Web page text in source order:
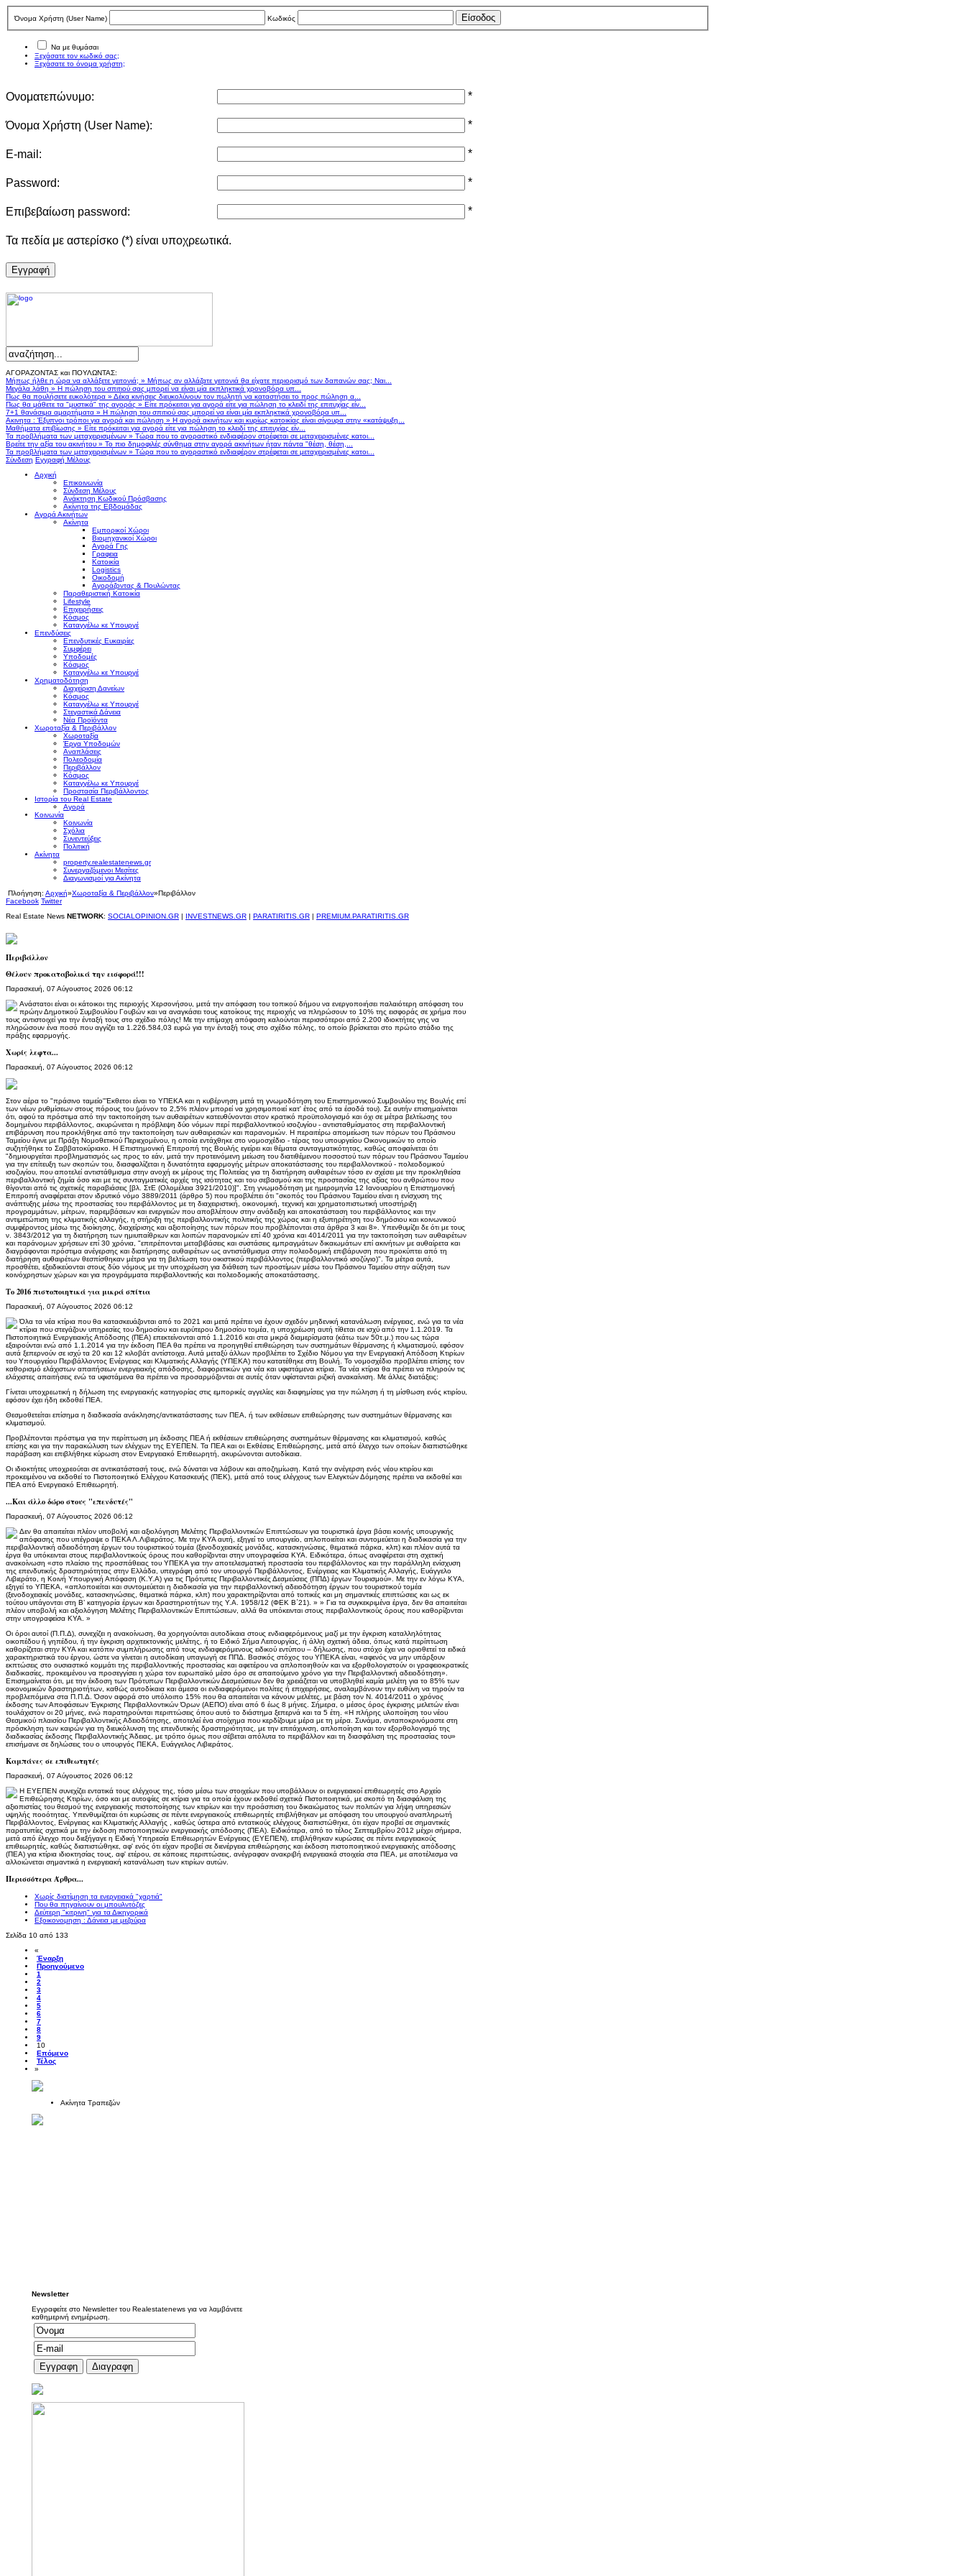
Όνομα Χρήστη (User Νame) Κωδικός
Να με θυμάσαι
Ξεχάσατε τον κωδικό σας;
Ξεχάσατε το όνομα χρήστη;
Ονοματεπώνυμο: *
Όνομα Χρήστη (User Νame): *
E-mail: *
Password: *
Επιβεβαίωση password: *
Τα πεδία με αστερίσκο (*) είναι υποχρεωτικά.
Eγγραφή
ΑΓΟΡΑΖΟΝΤΑΣ και ΠΟΥΛΩΝΤΑΣ:
Μήπως ήλθε η ώρα να αλλάξετε γειτονιά; » Μήπως αν αλλάζατε γειτονιά θα είχατε περιορισμό των δαπανών σας; Ναι...
Μεγάλα λάθη » Η πώληση του σπιτιού σας μπορεί να είναι μία εκπληκτικά χρονοβόρα υπ...
Πως θα πουλήσετε ευκολότερα » Δέκα κινήσεις διευκολύνουν τον πωλητή να καταστήσει το προς πώληση α...
Πως θα μάθετε τα "μυστικά" της αγοράς » Είτε πρόκειται για αγορά είτε για πώληση το κλειδί της επιτυχίας είν...
7+1 θανάσιμα αμαρτήματα » Η πώληση του σπιτιού σας μπορεί να είναι μία εκπληκτικά χρονοβόρα υπ...
Ακινητα : Έξυπνοι τρόποι για αγορά και πώληση » Η αγορά ακινήτων και κυρίως κατοικίας είναι σίγουρα στην «κατάψυξη...
Μαθήματα επιβίωσης » Είτε πρόκειται για αγορά είτε για πώληση το κλειδί της επιτυχίας είν...
Τα προβλήματα των μεταχειρισμένων » Τώρα που το αγοραστικό ενδιαφέρον στρέφεται σε μεταχειρισμένες κατοι...
Βρείτε την αξία του ακινήτου » Το πιο δημοφιλές σύνθημα στην αγορά ακινήτων ήταν πάντα "θέση, θέση,...
Τα προβλήματα των μεταχειρισμένων » Τώρα που το αγοραστικό ενδιαφέρον στρέφεται σε μεταχειρισμένες κατοι...
Σύνδεση Εγγραφή Μέλους
Αρχική
Επικοινωνία
Σύνδεση Μέλους
Ανάκτηση Κωδικού Πρόσβασης
Ακίνητα της Εβδομάδας
Αγορά Ακινήτων
Ακίνητα
Εμπορικοί Χώροι
Βιομηχανικοί Χώροι
Αγορά Γης
Γραφεια
Κατοικία
Logistics
Οικοδομή
Αγοράζοντας & Πουλώντας
Παραθεριστική Κατοικία
Lifestyle
Επιχειρήσεις
Κόσμος
Καταγγέλω κε Υπουργέ
Επενδύσεις
Επενδυτικές Ευκαιρίες
Συμφέρει
Υποδομές
Κόσμος
Καταγγέλω κε Υπουργέ
Χρηματοδότηση
Διαχείριση Δανείων
Κόσμος
Καταγγέλω κε Υπουργέ
Στεγαστικά Δάνεια
Νέα Προϊόντα
Χωροταξία & Περιβάλλον
Χωροταξία
Έργα Υποδομών
Αναπλάσεις
Πολεοδομία
Περιβάλλον
Κόσμος
Καταγγέλω κε Υπουργέ
Προστασία Περιβάλλοντος
Ιστορία του Real Estate
Αγορά
Κοινωνία
Κοινωνία
Σχόλια
Συνεντεύξεις
Πολιτική
Ακίνητα
property.realestatenews.gr
Συνεργαζόμενοι Μεσίτες
Διαγωνισμοί για Ακίνητα
Πλοήγηση: Αρχική»Χωροταξία & Περιβάλλον»Περιβάλλον
Facebook Twitter
Real Estate News NETWORK: SOCIALOPINION.GR | INVESTNEWS.GR | PARATIRITIS.GR | PREMIUM.PARATIRITIS.GR
Περιβάλλον
Θέλουν προκαταβολικά την εισφορά!!!
Παρασκευή, 07 Αύγουστος 2026 06:12
Ανάστατοι είναι οι κάτοικοι της περιοχής Χερσονήσου, μετά την απόφαση του τοπικού δήμου να ενεργοποιήσει παλαιότερη απόφαση του
πρώην Δημοτικού Συμβουλίου Γουβών και να αναγκάσει τους κατοίκους της περιοχής να πληρώσουν το 10% της εισφοράς σε χρήμα που
τους αντιστοιχεί για την ένταξή τους στο σχέδιο πόλης! Με την επίμαχη απόφαση καλούνται περισσότεροι από 2.200 ιδιοκτήτες γης να
πληρώσουν ένα ποσό που αγγίζει τα 1.226.584,03 ευρώ για την ένταξή τους στο σχέδιο πόλης, το οποίο βρίσκεται στο πρώτο στάδιο της
πράξης εφαρμογής.
Χωρίς λεφτα...
Παρασκευή, 07 Αύγουστος 2026 06:12
Στον αέρα το "πράσινο ταμείο"Έκθετοι είναι το ΥΠΕΚΑ και η κυβέρνηση μετά τη γνωμοδότηση του Επιστημονικού Συμβουλίου της Βουλής επί
των νέων ρυθμίσεων στους πόρους του (μόνον το 2,5% πλέον μπορεί να χρησιμοποιεί κατ' έτος από τα έσοδά του). Σε αυτήν επισημαίνεται
ότι, αφού τα πρόστιμα από την τακτοποίηση των αυθαιρέτων κατευθύνονται στον κρατικό προϋπολογισμό και όχι σε μέτρα βελτίωσης του
δομημένου περιβάλλοντος, ακυρώνεται η πρόβλεψη δύο νόμων περί περιβαλλοντικού ισοζυγίου - αντισταθμίσματος στη περιβαλλοντική
επιβάρυνση που προκλήθηκε από την τακτοποίηση των αυθαιρεσιών και παρανομιών. Η περαιτέρω απομείωση των πόρων του Πράσινου
Ταμείου έγινε με Πράξη Νομοθετικού Περιεχομένου, η οποία εντάχθηκε στο νομοσχέδιο - τέρας του υπουργείου Οικονομικών το οποίο
συζητήθηκε το Σαββατοκύριακο. Η Επιστημονική Επιτροπή της Βουλής εγείρει και θέματα συνταγματικότητας, καθώς αποφαίνεται ότι
"δημιουργείται προβληματισμός ως προς το εάν, μετά την προτεινόμενη μείωση του διατιθέμενου ποσοστού των πόρων του Πράσινου Ταμείου
για την επίτευξη των σκοπών του, διασφαλίζεται η δυνατότητα εφαρμογής μέτρων αποκατάστασης του περιβαλλοντικού - πολεοδομικού
ισοζυγίου, που αποτελεί αντιστάθμισμα στην ανοχή εκ μέρους της Πολιτείας για τη διατήρηση αυθαιρέτων τόσο εν σχέσει με την προκληθείσα
περιβαλλοντική ζημία όσο και με τις συνταγματικές αρχές της ισότητας και του σεβασμού και της προστασίας της αξίας του ανθρώπου που
θίγονται από τις σχετικές παραβιάσεις [βλ. ΣτΕ (Ολομέλεια 3921/2010)]". Στη γνωμοδότηση με ημερομηνία 12 Ιανουαρίου η Επιστημονική
Επιτροπή αναφέρεται στον ιδρυτικό νόμο 3889/2011 (άρθρο 5) που προβλέπει ότι "σκοπός του Πράσινου Ταμείου είναι η ενίσχυση της
ανάπτυξης μέσω της προστασίας του περιβάλλοντος με τη διαχειριστική, οικονομική, τεχνική και χρηματοπιστωτική υποστήριξη
προγραμμάτων, μέτρων, παρεμβάσεων και ενεργειών που αποβλέπουν στην ανάδειξη και αποκατάσταση του περιβάλλοντος και την
αντιμετώπιση της κλιματικής αλλαγής, η στήριξη της περιβαλλοντικής πολιτικής της χώρας και η εξυπηρέτηση του δημόσιου και κοινωνικού
συμφέροντος μέσω της διοίκησης, διαχείρισης και αξιοποίησης των πόρων που προβλέπονται στα άρθρα 3 και 8». Υπενθυμίζει δε ότι με τους
ν. 3843/2012 για τη διατήρηση των ημιυπαίθριων και λοιπών παρανομιών επί 40 χρόνια και 4014/2011 για την τακτοποίηση των αυθαιρέτων
και παράνομων χρήσεων επί 30 χρόνια, "επιτρέπονται μεταβιβάσεις και συστάσεις εμπραγμάτων δικαιωμάτων επί ακινήτων με αυθαίρετα και
διαγράφονται πρόστιμα ανέγερσης και διατήρησης αυθαιρέτων ως αντιστάθμισμα στην πολεοδομική επιβάρυνση που προκύπτει από τη
διατήρηση αυθαιρέτων θεσπίσθηκαν μέτρα για τη βελτίωση του οικιστικού περιβάλλοντος (περιβαλλοντικό ισοζύγιο)". Τα μέτρα αυτά,
προσθέτει, εξειδικεύονται στους δύο νόμους με την υποχρέωση για διάθεση των προστίμων μέσω του Πράσινου Ταμείου στην αύξηση των
κοινόχρηστων χώρων και για προγράμματα περιβαλλοντικής και πολεοδομικής αποκατάστασης.
Το 2016 πιστοποιητικά για μικρά σπίτια
Παρασκευή, 07 Αύγουστος 2026 06:12
Όλα τα νέα κτίρια που θα κατασκευάζονται από το 2021 και μετά πρέπει να έχουν σχεδόν μηδενική κατανάλωση ενέργειας, ενώ για τα νέα
κτίρια που στεγάζουν υπηρεσίες του δημοσίου και ευρύτερου δημοσίου τομέα, η υποχρέωση αυτή τίθεται σε ισχύ από την 1.1.2019. Τα
Πιστοποιητικά Ενεργειακής Απόδοσης (ΠΕΑ) επεκτείνονται από 1.1.2016 και στα μικρά διαμερίσματα (κάτω των 50τ.μ.) που ως τώρα
εξαιρούνται ενώ από 1.1.2014 για την έκδοση ΠΕΑ θα πρέπει να προηγηθεί επιθεώρηση των συστημάτων θέρμανσης ή κλιματισμού, εφόσον
αυτά ξεπερνούν σε ισχύ τα 20 και 12 κιλοβάτ αντίστοιχα. Αυτά μεταξύ άλλων προβλέπει το Σχέδιο Νόμου για την Ενεργειακή Απόδοση Κτιρίων
του Υπουργείου Περιβάλλοντος Ενέργειας και Κλιματικής Αλλαγής (ΥΠΕΚΑ) που κατατέθηκε στη Βουλή. Το νομοσχέδιο προβλέπει επίσης τον
καθορισμό ελάχιστων απαιτήσεων ενεργειακής απόδοσης, διαφορετικών για νέα και υφιστάμενα κτίρια. Τα νέα κτίρια θα πρέπει να πληρούν τις
ελάχιστες απαιτήσεις ενώ τα υφιστάμενα θα πρέπει να προσαρμόζονται σε αυτές όταν υφίστανται ριζική ανακαίνιση. Με άλλες διατάξεις:
Γίνεται υποχρεωτική η δήλωση της ενεργειακής κατηγορίας στις εμπορικές αγγελίες και διαφημίσεις για την πώληση ή τη μίσθωση ενός κτιρίου,
εφόσον έχει ήδη εκδοθεί ΠΕΑ.
Θεσμοθετείται επίσημα η διαδικασία ανάκλησης/αντικατάστασης των ΠΕΑ, ή των εκθέσεων επιθεώρησης των συστημάτων θέρμανσης και
κλιματισμού.
Προβλέπονται πρόστιμα για την περίπτωση μη έκδοσης ΠΕΑ ή εκθέσεων επιθεώρησης συστημάτων θέρμανσης και κλιματισμού, καθώς
επίσης και για την παρακώλυση των ελέγχων της ΕΥΕΠΕΝ. Τα ΠΕΑ και οι Εκθέσεις Επιθεώρησης, μετά από έλεγχο των οποίων διαπιστώθηκε
παράβαση και επιβλήθηκε κύρωση στον Ενεργειακό Επιθεωρητή, ακυρώνονται αυτοδίκαια.
Οι ιδιοκτήτες υποχρεούται σε αντικατάστασή τους, ενώ δύναται να λάβουν και αποζημίωση. Κατά την ανέγερση ενός νέου κτιρίου και
προκειμένου να εκδοθεί το Πιστοποιητικό Ελέγχου Κατασκευής (ΠΕΚ), μετά από τους ελέγχους των Ελεγκτών Δόμησης πρέπει να εκδοθεί και
ΠΕΑ από Ενεργειακό Επιθεωρητή.
...Και άλλο δώρο στους "επενδυτές"
Παρασκευή, 07 Αύγουστος 2026 06:12
Δεν θα απαιτείται πλέον υποβολή και αξιολόγηση Μελέτης Περιβαλλοντικών Επιπτώσεων για τουριστικά έργα βάσει κοινής υπουργικής
απόφασης που υπέγραψε ο ΠΕΚΑ Λ.Λιβιεράτος. Με την ΚΥΑ αυτή, εξηγεί το υπουργείο, απλοποιείται και συντομεύεται η διαδικασία για την
περιβαλλοντική αδειοδότηση έργων του τουριστικού τομέα (ξενοδοχειακές μονάδες, κατασκηνώσεις, θεματικά πάρκα, κλπ) και πλέον αυτά τα
έργα θα υπόκεινται στους περιβαλλοντικούς όρους που καθορίζονται στην υπογραφείσα ΚΥΑ. Ειδικότερα, όπως αναφέρεται στη σχετική
ανακοίνωση «στο πλαίσιο της προσπάθειας του ΥΠΕΚΑ για την αποτελεσματική προστασία του περιβάλλοντος και την παράλληλη ενίσχυση
της επενδυτικής δραστηριότητας στην Ελλάδα, υπεγράφη από τον υπουργό Περιβάλλοντος, Ενέργειας και Κλιματικής Αλλαγής, Ευάγγελο
Λιβιεράτο, η Κοινή Υπουργική Απόφαση (Κ.Υ.Α) για τις Πρότυπες Περιβαλλοντικές Δεσμεύσεις (ΠΠΔ) έργων Τουρισμού». Με την εν λόγω ΚΥΑ,
εξηγεί το ΥΠΕΚΑ, «απλοποιείται και συντομεύεται η διαδικασία για την περιβαλλοντική αδειοδότηση έργων του τουριστικού τομέα
(ξενοδοχειακές μονάδες, κατασκηνώσεις, θεματικά πάρκα, κλπ) που χαρακτηρίζονται από τοπικές και μη σημαντικές επιπτώσεις και ως εκ
τούτου υπάγονται στη Β’ κατηγορία έργων και δραστηριοτήτων της Υ.Α. 1958/12 (ΦΕΚ Β΄21). » » Για τα συγκεκριμένα έργα, δεν θα απαιτείται
πλέον υποβολή και αξιολόγηση Μελέτης Περιβαλλοντικών Επιπτώσεων, αλλά θα υπόκεινται στους περιβαλλοντικούς όρους που καθορίζονται
στην υπογραφείσα ΚΥΑ. »
Οι όροι αυτοί (Π.Π.Δ), συνεχίζει η ανακοίνωση, θα χορηγούνται αυτοδίκαια στους ενδιαφερόμενους μαζί με την έγκριση καταλληλότητας
οικοπέδου ή γηπέδου, ή την έγκριση αρχιτεκτονικής μελέτης, ή το Ειδικό Σήμα Λειτουργίας, ή άλλη σχετική άδεια, όπως κατά περίπτωση
καθορίζεται στην ΚΥΑ και κατόπιν συμπλήρωσης από τους ενδιαφερόμενους ειδικού εντύπου – δήλωσης, που στόχο έχει να οριοθετεί τα ειδικά
χαρακτηριστικά του έργου, ώστε να γίνεται η αυτοδίκαιη υπαγωγή σε ΠΠΔ. Βασικός στόχος του ΥΠΕΚΑ είναι, «αφενός να μην υπάρξουν
εκπτώσεις στο ουσιαστικό κομμάτι της περιβαλλοντικής προστασίας και αφετέρου να απλοποιηθούν και να εξορθολογιστούν οι γραφειοκρατικές
διαδικασίες, προκειμένου να προσεγγίσει η χώρα τον ευρωπαϊκό μέσο όρο σε απαιτούμενο χρόνο για την Περιβαλλοντική αδειοδότηση».
Επισημαίνεται ότι, με την έκδοση των Πρότυπων Περιβαλλοντικών Δεσμεύσεων δεν θα χρειάζεται να υποβληθεί καμία μελέτη για το 85% των
οικονομικών δραστηριοτήτων, καθώς αυτοδίκαια και άμεσα οι ενδιαφερόμενοι πολίτες ή επιχειρήσεις, αναλαμβάνουν την ευθύνη να τηρούν τα
προβλεπόμενα στα Π.Π.Δ. Όσον αφορά στο υπόλοιπο 15% που θα απαιτείται να κάνουν μελέτες, με βάση τον Ν. 4014/2011 ο χρόνος
έκδοσης των Αποφάσεων Έγκρισης Περιβαλλοντικών Όρων (ΑΕΠΟ) είναι από 6 έως 8 μήνες. Σήμερα, ο μέσος όρος έγκρισης μελετών είναι
τουλάχιστον οι 20 μήνες, ενώ παρατηρούνται περιπτώσεις όπου αυτό το διάστημα ξεπερνά και τα 5 έτη. «Η πλήρης υλοποίηση του νέου
Θεσμικού πλαισίου Περιβαλλοντικής Αδειοδότησης, αποτελεί ένα στοίχημα που κερδίζουμε μέρα με τη μέρα. Συνάμα, ανταποκρινόμαστε στη
πρόσκληση των καιρών για τη διευκόλυνση της επενδυτικής δραστηριότητας, με την επιτάχυνση, απλοποίηση και τον εξορθολογισμό της
διαδικασίας έκδοσης Περιβαλλοντικής Άδειας, με τρόπο όμως που σέβεται απόλυτα το περιβάλλον και τη διασφάλιση της προστασίας του»
επισήμανε σε δηλώσεις του ο υπουργός ΠΕΚΑ, Ευάγγελος Λιβιεράτος.
Καμπάνες σε επιθεωτητές
Παρασκευή, 07 Αύγουστος 2026 06:12
Η ΕΥΕΠΕΝ συνεχίζει εντατικά τους ελέγχους της, τόσο μέσω των στοιχείων που υποβάλλουν οι ενεργειακοί επιθεωρητές στο Αρχείο
Επιθεώρησης Κτιρίων, όσο και με αυτοψίες σε κτίρια για τα οποία έχουν εκδοθεί σχετικά Πιστοποιητικά, με σκοπό τη διασφάλιση της
αξιοπιστίας του θεσμού της ενεργειακής πιστοποίησης των κτιρίων και την προάσπιση του δικαιώματος των πολιτών για λήψη υπηρεσιών
υψηλής ποοότητας. Υπενθυμίζεται ότι κυρώσεις σε πέντε ενεργειακούς επιθεωρητές επιβλήθηκαν με απόφαση του υπουργού αναπληρωτή
Περιβάλλοντος, Ενέργειας και Κλιματικής Αλλαγής , καθώς ύστερα από εντατικούς ελέγχους διαπιστώθηκε, ότι είχαν προβεί σε σημαντικές
παρατυπίες σχετικά με την έκδοση πιστοποιητικών ενεργειακής απόδοσης (ΠΕΑ). Ειδικότερα, από το τέλος Σεπτεμβρίου 2012 μέχρι σήμερα,
μετά από έλεγχο που διεξήγαγε η Ειδική Υπηρεσία Επιθεωρητών Ενέργειας (ΕΥΕΠΕΝ), επιβλήθηκαν κυρώσεις σε πέντε ενεργειακούς
επιθεωρητές, καθώς διαπιστώθηκε, αφ' ενός ότι είχαν προβεί σε διενέργεια επιθεώρησης και έκδοση πιστοποιητικού ενεργειακής απόδοσης
(ΠΕΑ) για κτίρια ιδιοκτησίας τους, αφ' ετέρου, σε κάποιες περιπτώσεις, ανέγραφαν ανακριβή ενεργειακά στοιχεία στα ΠΕΑ, με αποτέλεσμα να
αλλοιώνεται σημαντικά η ενεργειακή κατανάλωση των κτιρίων αυτών.
Περισσότερα Άρθρα...
Χωρίς διατίμηση τα ενεργειακά "χαρτιά"
Που θα πηγαίνουν οι μπουλντόζες
Δεύτερη "κιτρινη" για τα Δικηγορικά
Εξοικονομηση : Δάνεια με μεζούρα
Σελίδα 10 από 133
«
Έναρξη
Προηγούμενο
1
2
3
4
5
6
7
8
9
10
Επόμενο
Τέλος
»
Ακίνητα Τραπεζών
Newsletter
Εγγραφείτε στο Newsletter του Realestatenews για να λαμβάνετε
καθημερινή ενημέρωση.